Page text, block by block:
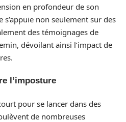
en profondeur de son
s’appuie non seulement sur des
des témoignages de
dévoilant ainsi l’impact de
l’imposture
pour se lancer dans des
de nombreuses